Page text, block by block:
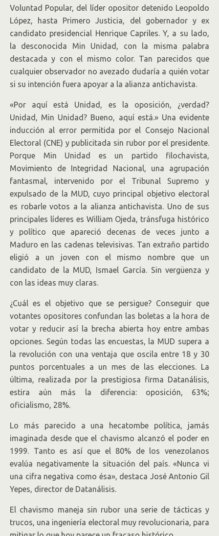
Voluntad Popular, del líder opositor detenido Leopoldo
López, hasta Primero Justicia, del gobernador y ex
candidato presidencial Henrique Capriles. Y, a su lado,
la desconocida Min Unidad, con la misma palabra
destacada y con el mismo color. Tan parecidos que
cualquier observador no avezado dudaría a quién votar
si su intención fuera apoyar a la alianza antichavista.
«Por aquí está Unidad, es la oposición, ¿verdad?
Unidad, Min Unidad? Bueno, aquí está.» Una evidente
inducción al error permitida por el Consejo Nacional
Electoral (CNE) y publicitada sin rubor por el presidente.
Porque Min Unidad es un partido filochavista,
Movimiento de Integridad Nacional, una agrupación
fantasmal, intervenido por el Tribunal Supremo y
expulsado de la MUD, cuyo principal objetivo electoral
es robarle votos a la alianza antichavista. Uno de sus
principales líderes es William Ojeda, tránsfuga histórico
y político que apareció decenas de veces junto a
Maduro en las cadenas televisivas. Tan extraño partido
eligió a un joven con el mismo nombre que un
candidato de la MUD, Ismael García. Sin vergüenza y
con las ideas muy claras.
¿Cuál es el objetivo que se persigue? Conseguir que
votantes opositores confundan las boletas a la hora de
votar y reducir así la brecha abierta hoy entre ambas
opciones. Según todas las encuestas, la MUD supera a
la revolución con una ventaja que oscila entre 18 y 30
puntos porcentuales a un mes de las elecciones. La
última, realizada por la prestigiosa firma Datanálisis,
estira aún más la diferencia: oposición, 63%;
oficialismo, 28%.
Lo más parecido a una hecatombe política, jamás
imaginada desde que el chavismo alcanzó el poder en
1999. Tanto es así que el 80% de los venezolanos
evalúa negativamente la situación del país. «Nunca vi
una cifra negativa como ésa», destaca José Antonio Gil
Yepes, director de Datanálisis.
El chavismo maneja sin rubor una serie de tácticas y
trucos, una ingeniería electoral muy revolucionaria, para